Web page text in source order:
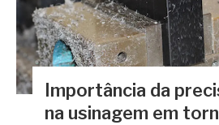
Importância da
na usinagem em